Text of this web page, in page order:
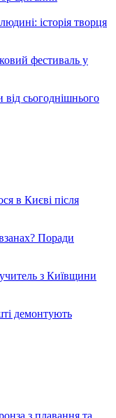
стали більше
мужності